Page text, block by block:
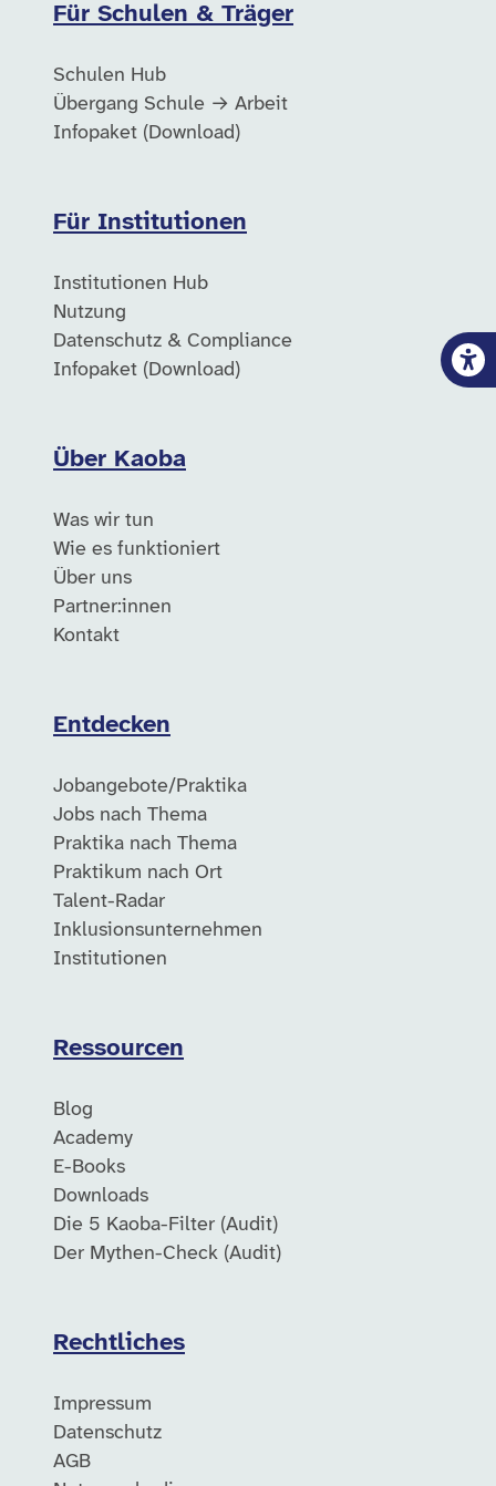
Für Schulen & Träger
Schulen Hub
Übergang Schule → Arbeit
Infopaket (Download)
Für Institutionen
Institutionen Hub
Nutzung
Datenschutz & Compliance
Infopaket (Download)
Über Kaoba
Was wir tun
Wie es funktioniert
Über uns
Partner:innen
Kontakt
Entdecken
Jobangebote/Praktika
Jobs nach Thema
Praktika nach Thema
Praktikum nach Ort
Talent-Radar
Inklusionsunternehmen
Institutionen
Ressourcen
Blog
Academy
E-Books
Downloads
Die 5 Kaoba-Filter (Audit)
Der Mythen-Check (Audit)
Rechtliches
Impressum
Datenschutz
AGB